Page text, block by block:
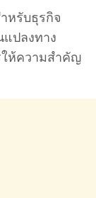
หรับธุรกิจ
แปลงทาง
ห้ความสําคัญ